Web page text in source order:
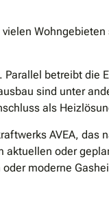
betreibt die
sind unter
als
AVEA, das
aktuellen oder
moderne